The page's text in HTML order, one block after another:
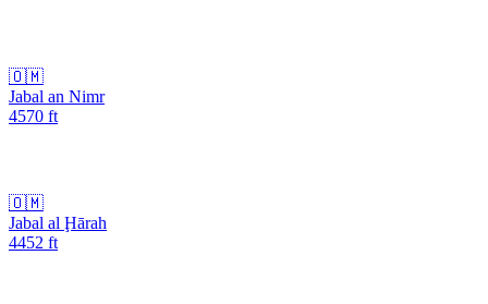
🇴🇲
Jabal an Nimr
4570 ft
🇴🇲
Jabal al Ḩārah
4452 ft